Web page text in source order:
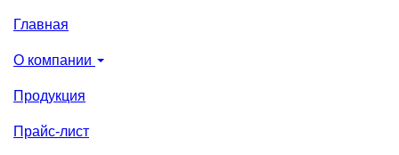
Главная
О компании
Продукция
Прайс-лист